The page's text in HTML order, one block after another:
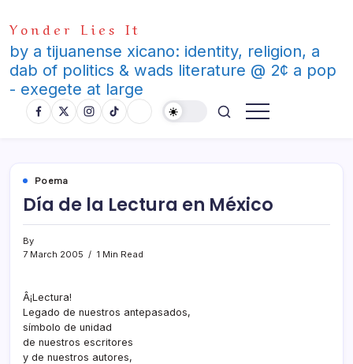
to
content
Yonder Lies It
by a tijuanense xicano: identity, religion, a
dab of politics & wads literature @ 2¢ a pop
- exegete at large
Poema
Dí­a de la Lectura en México
By
7 March 2005
1 Min Read
Â¡Lectura!
Legado de nuestros antepasados,
sí­mbolo de unidad
de nuestros escritores
y de nuestros autores,